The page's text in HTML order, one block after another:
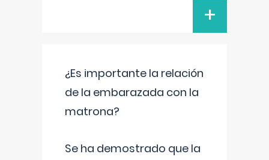
+
¿Es importante la relación
de la embarazada con la
matrona?
Se ha demostrado que la